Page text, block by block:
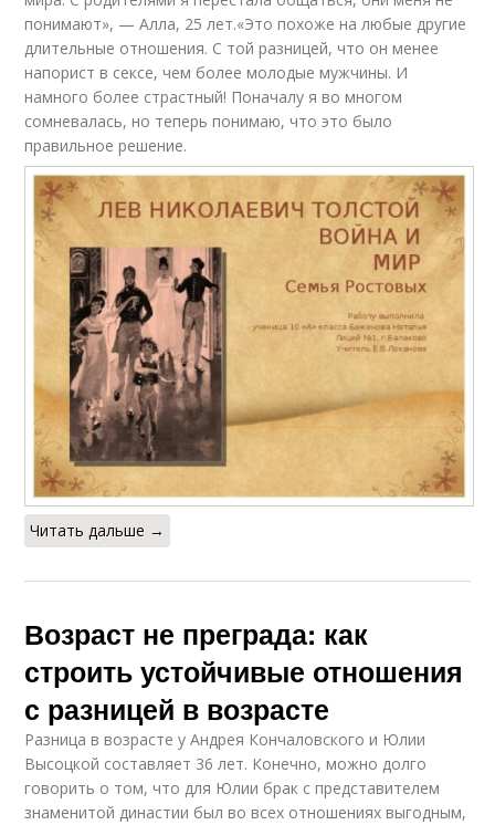
понимают», — Алла, 25 лет.«Это похоже на любые другие
длительные отношения. С той разницей, что он менее
напорист в сексе, чем более молодые мужчины. И
намного более страстный! Поначалу я во многом
сомневалась, но теперь понимаю, что это было
правильное решение.
Читать дальше →
Возраст не преграда: как
строить устойчивые отношения
с разницей в возрасте
Разница в возрасте у Андрея Кончаловского и Юлии
Высоцкой составляет 36 лет. Конечно, можно долго
говорить о том, что для Юлии брак с представителем
знаменитой династии был во всех отношениях выгодным,